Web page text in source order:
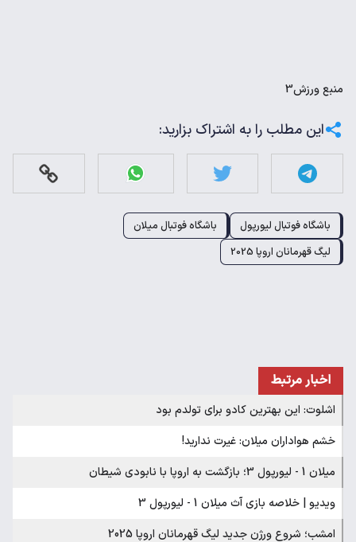
منبعورزش3
این مطلب را به اشتراک بزارید:
باشگاه فوتبال لیورپول
باشگاه فوتبال میلان
لیگ قهرمانان اروپا 2025
اخبار مرتبط
اشلوت: این بهترین کادو برای تولدم بود
خشم هواداران میلان: غیرت ندارید!
میلان 1 - لیورپول 3؛ بازگشت به اروپا با نابودی شیطان
ویدیو | خلاصه بازی آث میلان 1 - لیورپول 3
امشب؛ شروع ورژن جدید لیگ قهرمانان اروپا 2025